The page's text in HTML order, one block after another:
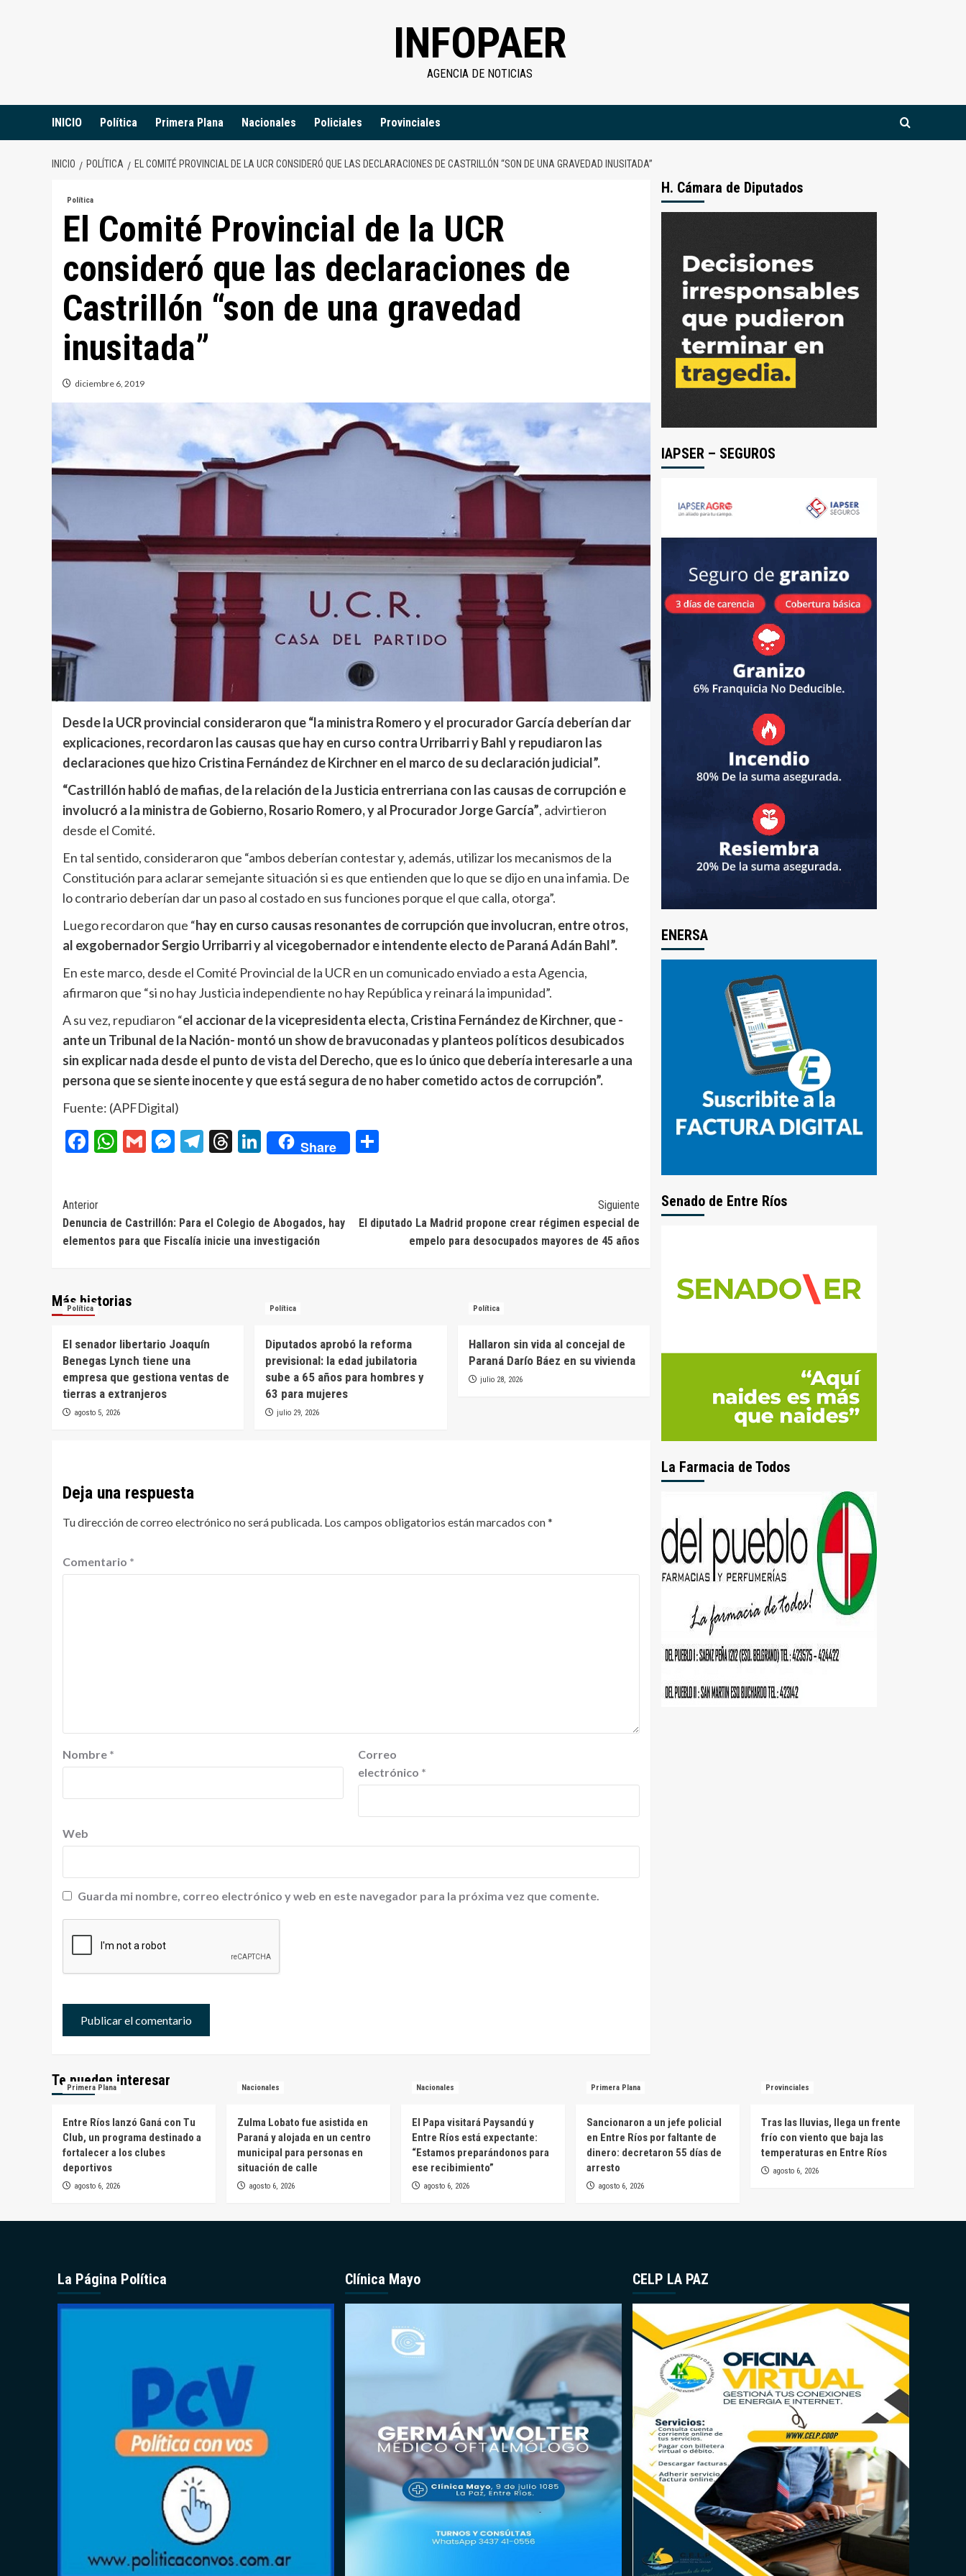
INFOPAER
AGENCIA DE NOTICIAS
INICIO Política Primera Plana Nacionales Policiales Provinciales
INICIO POLÍTICA EL COMITÉ PROVINCIAL DE LA UCR CONSIDERÓ QUE LAS DECLARACIONES DE CASTRILLÓN “SON DE UNA GRAVEDAD INUSITADA”
Política
El Comité Provincial de la UCR
consideró que las declaraciones de
Castrillón “son de una gravedad
inusitada”
diciembre 6, 2019
Desde la UCR provincial consideraron que “la ministra Romero y el procurador García deberían dar
explicaciones, recordaron las causas que hay en curso contra Urribarri y Bahl y repudiaron las
declaraciones que hizo Cristina Fernández de Kirchner en el marco de su declaración judicial”.
“Castrillón habló de mafias, de la relación de la Justicia entrerriana con las causas de corrupción e
involucró a la ministra de Gobierno, Rosario Romero, y al Procurador Jorge García”, advirtieron
desde el Comité.
En tal sentido, consideraron que “ambos deberían contestar y, además, utilizar los mecanismos de la
Constitución para aclarar semejante situación si es que entienden que lo que se dijo en una infamia. De
lo contrario deberían dar un paso al costado en sus funciones porque el que calla, otorga”.
Luego recordaron que “hay en curso causas resonantes de corrupción que involucran, entre otros,
al exgobernador Sergio Urribarri y al vicegobernador e intendente electo de Paraná Adán Bahl”.
En este marco, desde el Comité Provincial de la UCR en un comunicado enviado a esta Agencia,
afirmaron que “si no hay Justicia independiente no hay República y reinará la impunidad”.
A su vez, repudiaron “el accionar de la vicepresidenta electa, Cristina Fernández de Kirchner, que -
ante un Tribunal de la Nación- montó un show de bravuconadas y planteos políticos desubicados
sin explicar nada desde el punto de vista del Derecho, que es lo único que debería interesarle a una
persona que se siente inocente y que está segura de no haber cometido actos de corrupción”.
Fuente: (APFDigital)
Facebook
WhatsApp
GmailMessenger
Telegram
Threads
LinkedIn
Share
Navegación
de
entradas
Anterior
Denuncia de Castrillón: Para el Colegio de Abogados, hay
elementos para que Fiscalía inicie una investigación
Siguiente
El diputado La Madrid propone crear régimen especial de
empelo para desocupados mayores de 45 años
Más historias
Política
El senador libertario Joaquín
Benegas Lynch tiene una
empresa que gestiona ventas de
tierras a extranjeros
agosto 5, 2026
Política
Diputados aprobó la reforma
previsional: la edad jubilatoria
sube a 65 años para hombres y
63 para mujeres
julio 29, 2026
Política
Hallaron sin vida al concejal de
Paraná Darío Báez en su vivienda
julio 28, 2026
Deja una respuesta
Tu dirección de correo electrónico no será publicada. Los campos obligatorios están marcados con*
Comentario *
Nombre *
Correo
electrónico *
Web
Guarda mi nombre, correo electrónico y web en este navegador para la próxima vez que comente.
H. Cámara de Diputados
IAPSER – SEGUROS
ENERSA
Senado de Entre Ríos
La Farmacia de Todos
Te pueden interesar
Primera Plana
Entre Ríos lanzó Ganá con Tu
Club, un programa destinado a
fortalecer a los clubes
deportivos
agosto 6, 2026
Nacionales
Zulma Lobato fue asistida en
Paraná y alojada en un centro
municipal para personas en
situación de calle
agosto 6, 2026
Nacionales
El Papa visitará Paysandú y
Entre Ríos está expectante:
“Estamos preparándonos para
ese recibimiento”
agosto 6, 2026
Primera Plana
Sancionaron a un jefe policial
en Entre Ríos por faltante de
dinero: decretaron 55 días de
arresto
agosto 6, 2026
Provinciales
Tras las lluvias, llega un frente
frío con viento que baja las
temperaturas en Entre Ríos
agosto 6, 2026
La Página Política Clínica Mayo CELP LA PAZ